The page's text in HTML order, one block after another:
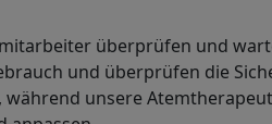
überprüfen und
und überprüfen die
während unsere